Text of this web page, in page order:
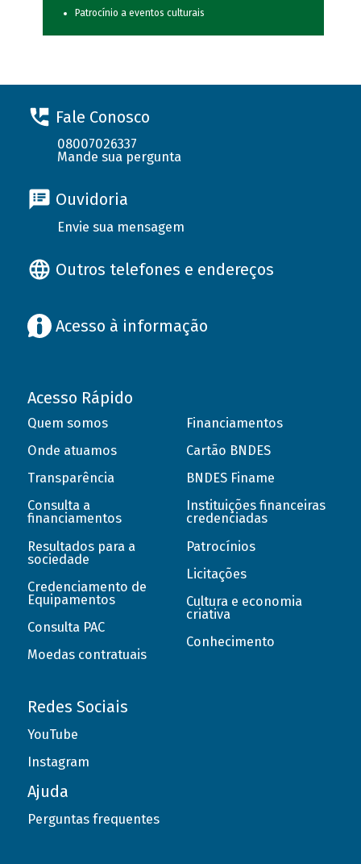
Patrocínio a eventos culturais
Fale Conosco
08007026337
Mande sua pergunta
Ouvidoria
Envie sua mensagem
Outros telefones e endereços
Acesso à informação
Acesso Rápido
Quem somos
Onde atuamos
Transparência
Consulta a
financiamentos
Resultados para a
sociedade
Credenciamento de
Equipamentos
Consulta PAC
Moedas contratuais
Financiamentos
Cartão BNDES
BNDES Finame
Instituições financeiras
credenciadas
Patrocínios
Licitações
Cultura e economia
criativa
Conhecimento
Redes Sociais
YouTube
Instagram
Ajuda
Perguntas frequentes